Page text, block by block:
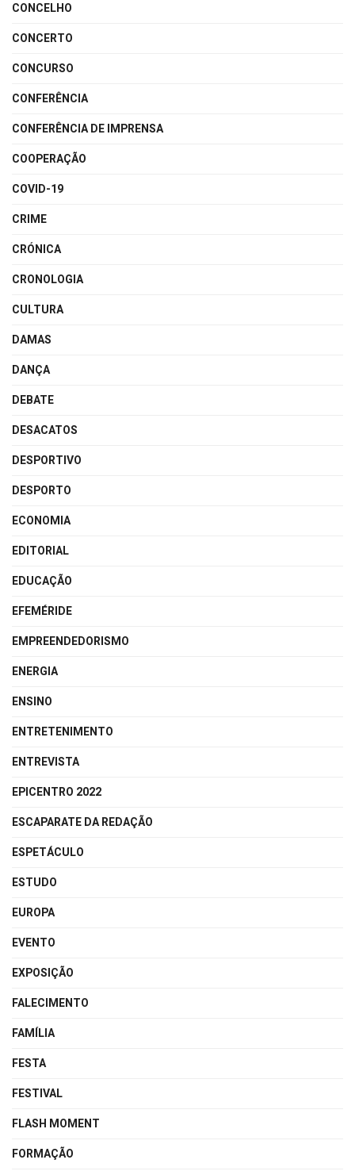
CONCELHO
CONCERTO
CONCURSO
CONFERÊNCIA
CONFERÊNCIA DE IMPRENSA
COOPERAÇÃO
COVID-19
CRIME
CRÓNICA
CRONOLOGIA
CULTURA
DAMAS
DANÇA
DEBATE
DESACATOS
DESPORTIVO
DESPORTO
ECONOMIA
EDITORIAL
EDUCAÇÃO
EFEMÉRIDE
EMPREENDEDORISMO
ENERGIA
ENSINO
ENTRETENIMENTO
ENTREVISTA
EPICENTRO 2022
ESCAPARATE DA REDAÇÃO
ESPETÁCULO
ESTUDO
EUROPA
EVENTO
EXPOSIÇÃO
FALECIMENTO
FAMÍLIA
FESTA
FESTIVAL
FLASH MOMENT
FORMAÇÃO